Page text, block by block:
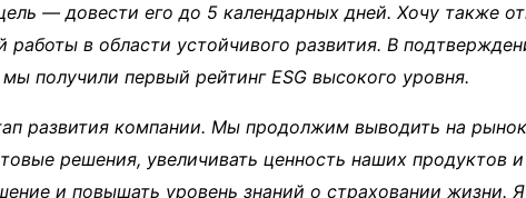
— довести его до 5 календарных дней. Хочу также
в области устойчивого развития. В
получили первый рейтинг ESG высокого уровня.
развития компании. Мы продолжим выводить на рынок
решения, увеличивать ценность наших продуктов и
и повышать уровень знаний о страховании жизни.